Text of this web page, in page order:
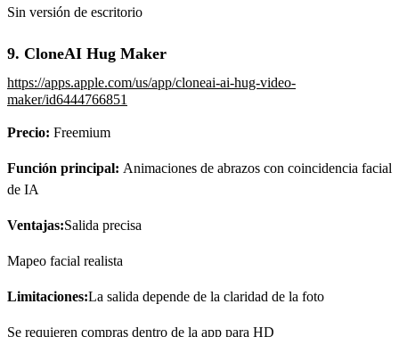
Sin versión de escritorio
9. CloneAI Hug Maker
https://apps.apple.com/us/app/cloneai-ai-hug-video-
maker/id6444766851
Precio: Freemium
Función principal: Animaciones de abrazos con coincidencia facial
de IA
Ventajas:Salida precisa
Mapeo facial realista
Limitaciones:La salida depende de la claridad de la foto
Se requieren compras dentro de la app para HD